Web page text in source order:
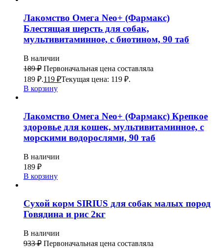
Лакомство Омега Neo+ (Фармакс)
Блестящая шерсть для собак,
мультивитаминное, с биотином, 90 таб
В наличии
189₽ Первоначальная цена составляла
189 ₽.119 ₽Текущая цена: 119 ₽.
В корзину
Лакомство Омега Neo+ (Фармакс) Крепкое
здоровье для кошек, мультивитаминное, с
морскими водорослями, 90 таб
В наличии
189 ₽
В корзину
Сухой корм SIRIUS для собак малых пород
Говядина и рис 2кг
В наличии
933₽ Первоначальная цена составляла